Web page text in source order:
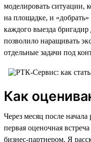
моделировать ситуации,
на площадке, и
каждого выезда бригадир
позволило наращивать
отдельные задачи под
Как
Через месяц после
первая оценочная
бизнес-партнером. Я